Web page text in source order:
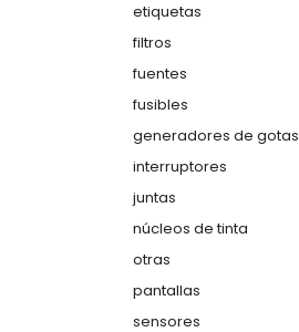
etiquetas
filtros
fuentes
fusibles
generadores de gotas
interruptores
juntas
núcleos de tinta
otras
pantallas
sensores